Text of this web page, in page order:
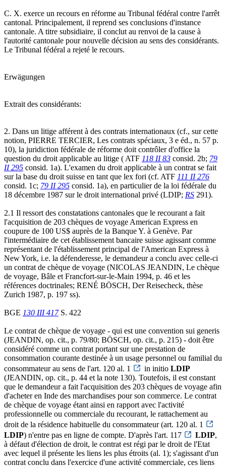
C. X. exerce un recours en réforme au Tribunal fédéral contre l'arrêt
cantonal. Principalement, il reprend ses conclusions d'instance
cantonale. A titre subsidiaire, il conclut au renvoi de la cause à
l'autorité cantonale pour nouvelle décision au sens des considérants.
Le Tribunal fédéral a rejeté le recours.
Erwägungen
Extrait des considérants:
2. Dans un litige afférent à des contrats internationaux (cf., sur cette
notion, PIERRE TERCIER, Les contrats spéciaux, 3 e éd., n. 57 p.
10), la juridiction fédérale de réforme doit contrôler d'office la
question du droit applicable au litige ( ATF 118 II 83 consid. 2b; 79
II 295 consid. 1a). L'examen du droit applicable à un contrat se fait
sur la base du droit suisse en tant que lex fori (cf. ATF 111 II 276
consid. 1c; 79 II 295 consid. 1a), en particulier de la loi fédérale du
18 décembre 1987 sur le droit international privé (LDIP; RS 291).
2.1 Il ressort des constatations cantonales que le recourant a fait
l'acquisition de 203 chèques de voyage American Express en
coupure de 100 US$ auprès de la Banque Y. à Genève. Par
l'intermédiaire de cet établissement bancaire suisse agissant comme
représentant de l'établissement principal de l'American Express à
New York, i.e. la défenderesse, le demandeur a conclu avec celle-ci
un contrat de chèque de voyage (NICOLAS JEANDIN, Le chèque
de voyage, Bâle et Francfort-sur-le-Main 1994, p. 46 et les
références doctrinales; RENÉ BÖSCH, Der Reisecheck, thèse
Zurich 1987, p. 197 ss).
BGE 130 III 417S. 422
Le contrat de chèque de voyage - qui est une convention sui generis
(JEANDIN, op. cit., p. 79/80; BÖSCH, op. cit., p. 215) - doit être
considéré comme un contrat portant sur une prestation de
consommation courante destinée à un usage personnel ou familial du
consommateur au sens de l'art. 120 al. 1
in initio LDIP
(JEANDIN, op. cit., p. 44 et la note 130). Toutefois, il est constant
que le demandeur a fait l'acquisition des 203 chèques de voyage afin
d'acheter en Inde des marchandises pour son commerce. Le contrat
de chèque de voyage étant ainsi en rapport avec l'activité
professionnelle ou commerciale du recourant, le rattachement au
droit de la résidence habituelle du consommateur (art. 120 al. 1
LDIP) n'entre pas en ligne de compte. D'après l'art. 117 LDIP,
à défaut d'élection de droit, le contrat est régi par le droit de l'Etat
avec lequel il présente les liens les plus étroits (al. 1); s'agissant d'un
contrat conclu dans l'exercice d'une activité commerciale, ces liens